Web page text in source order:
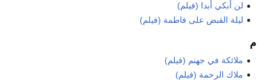
لن أبكي أبدا (فيلم)
ليلة القبض على فاطمة (فيلم)
م
ملائكة في جهنم (فيلم)
ملاك الرحمة (فيلم)